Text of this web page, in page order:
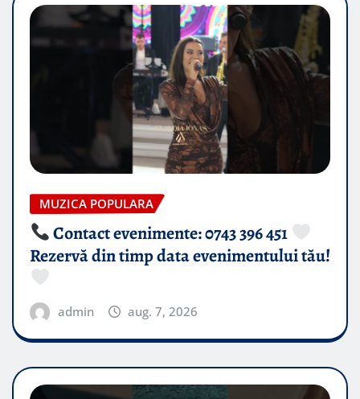
MUZICA POPULARA
Contact evenimente: 0743 396 451
Rezervă din timp data evenimentului tău!
admin aug. 7, 2026